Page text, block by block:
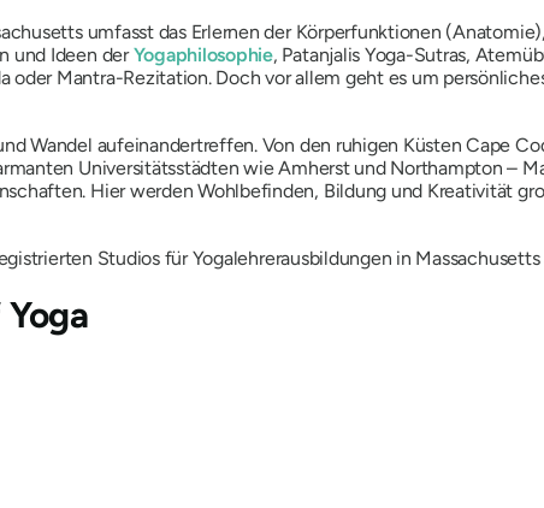
umfasst das Erlernen der Körperfunktionen
und Ideen derYogaphilosophie, Patanjalis Yoga-Sutras,
oder Mantra-Rezitation. Doch vor allem geht es um
Wandel aufeinandertreffen. Von den ruhigen Küsten Cape
Universitätsstädten wie Amherst und Northampton –
Hier werden Wohlbefinden, Bildung und Kreativität
Studios für Yogalehrerausbildungen in Massachusetts